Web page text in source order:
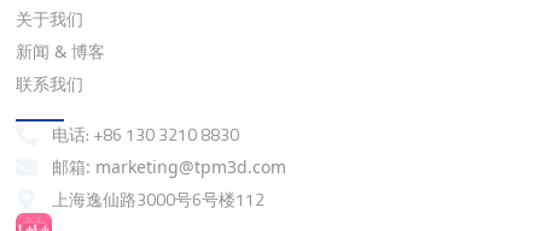
关于我们
新闻 & 博客
联系我们
电话: +86 130 3210 8830
邮箱: marketing@tpm3d.com
上海逸仙路3000号6号楼112